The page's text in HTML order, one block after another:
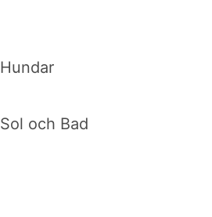
Hundar
Sol och Bad